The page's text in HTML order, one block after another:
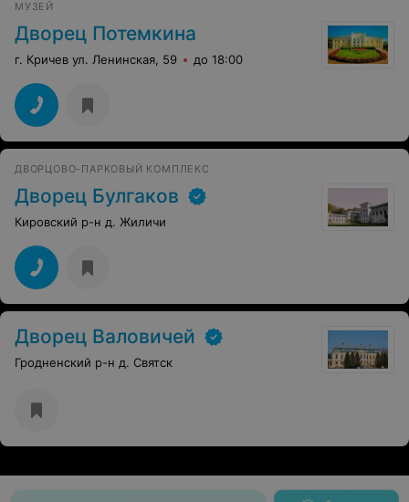
МУЗЕЙ
Дворец Потемкина
г. Кричев ул. Ленинская, 59 до 18:00
ДВОРЦОВО-ПАРКОВЫЙ КОМПЛЕКС
Дворец Булгаков
Кировский р-н д. Жиличи
Дворец Валовичей
Гродненский р-н д. Святск